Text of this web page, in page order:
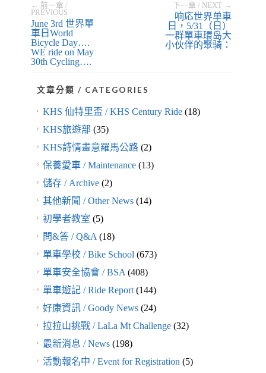
← 前一章 /
PREVIOUS
June 3rd 世界單
車日World
Bicycle Day….
WE ride on May
30th Cycling….
下一章 / NEXT →
响応世界单車
日，5/31（日）
一群單車環岛大
小伙伴的聚骑：
文章分類 / CATEGORIES
KHS 仙特里盃 / KHS Century Ride(18)
KHS旅遊部 (35)
KHS詩情畫意羅馬公路(2)
保養愛車 / Maintenance(13)
儲存 / Archive(2)
其他新聞 / Other News(14)
初學者教室 (5)
問&答 / Q&A (18)
單車學校 / Bike School (673)
單車安全協會 / BSA (408)
單車遊記 / Ride Report(144)
好康資訊 / Goody News(24)
拉拉山挑戰 / LaLa Mt Challenge(32)
最新消息 / News(198)
活動報名中 / Event for Registration (5)